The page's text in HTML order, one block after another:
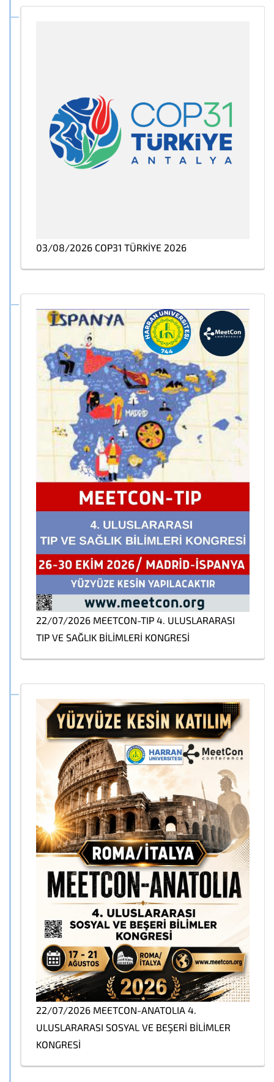
03/08/2026 COP31 TÜRKİYE 2026
22/07/2026 MEETCON-TIP 4. ULUSLARARASI
TIP VE SAĞLIK BİLİMLERİ KONGRESİ
22/07/2026 MEETCON-ANATOLIA 4.
ULUSLARARASI SOSYAL VE BEŞERİ BİLİMLER
KONGRESİ